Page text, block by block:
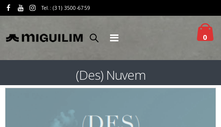
Tel.: (31) 3500-6759
0
(Des) Nuvem